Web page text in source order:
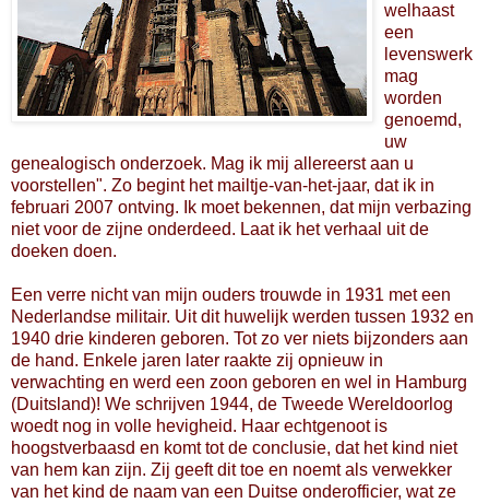
welhaast
een
levenswerk
mag
worden
genoemd,
uw
genealogisch onderzoek. Mag ik mij allereerst aan u
voorstellen". Zo begint het mailtje-van-het-jaar, dat ik in
februari 2007 ontving. Ik moet bekennen, dat mijn verbazing
niet voor de zijne onderdeed. Laat ik het verhaal uit de
doeken doen.
Een verre nicht van mijn ouders trouwde in 1931 met een
Nederlandse militair. Uit dit huwelijk werden tussen 1932 en
1940 drie kinderen geboren. Tot zo ver niets bijzonders aan
de hand. Enkele jaren later raakte zij opnieuw in
verwachting en werd een zoon geboren en wel in Hamburg
(Duitsland)! We schrijven 1944, de Tweede Wereldoorlog
woedt nog in volle hevigheid. Haar echtgenoot is
hoogstverbaasd en komt tot de conclusie, dat het kind niet
van hem kan zijn. Zij geeft dit toe en noemt als verwekker
van het kind de naam van een Duitse onderofficier, wat ze